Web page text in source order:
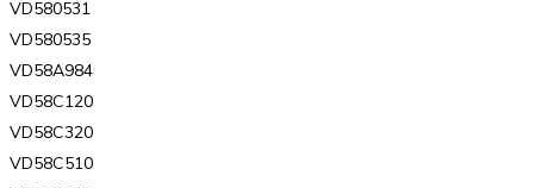
VD580531
VD580535
VD58A984
VD58C120
VD58C320
VD58C510